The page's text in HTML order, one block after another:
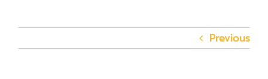
Previous